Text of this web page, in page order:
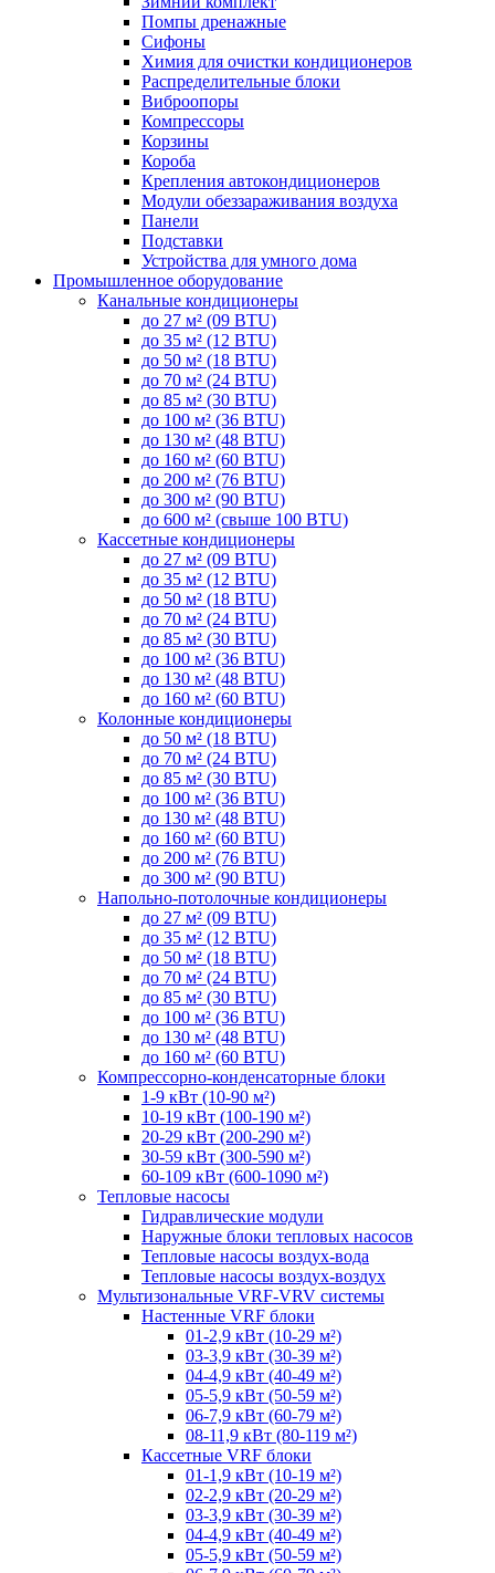
Помпы дренажные
Сифоны
Химия для очистки кондиционеров
Распределительные блоки
Виброопоры
Компрессоры
Корзины
Короба
Крепления автокондиционеров
Модули обеззараживания воздуха
Панели
Подставки
Устройства для умного дома
Промышленное оборудование
Канальные кондиционеры
до 27 м² (09 BTU)
до 35 м² (12 BTU)
до 50 м² (18 BTU)
до 70 м² (24 BTU)
до 85 м² (30 BTU)
до 100 м² (36 BTU)
до 130 м² (48 BTU)
до 160 м² (60 BTU)
до 200 м² (76 BTU)
до 300 м² (90 BTU)
до 600 м² (свыше 100 BTU)
Кассетные кондиционеры
до 27 м² (09 BTU)
до 35 м² (12 BTU)
до 50 м² (18 BTU)
до 70 м² (24 BTU)
до 85 м² (30 BTU)
до 100 м² (36 BTU)
до 130 м² (48 BTU)
до 160 м² (60 BTU)
Колонные кондиционеры
до 50 м² (18 BTU)
до 70 м² (24 BTU)
до 85 м² (30 BTU)
до 100 м² (36 BTU)
до 130 м² (48 BTU)
до 160 м² (60 BTU)
до 200 м² (76 BTU)
до 300 м² (90 BTU)
Напольно-потолочные кондиционеры
до 27 м² (09 BTU)
до 35 м² (12 BTU)
до 50 м² (18 BTU)
до 70 м² (24 BTU)
до 85 м² (30 BTU)
до 100 м² (36 BTU)
до 130 м² (48 BTU)
до 160 м² (60 BTU)
Компрессорно-конденсаторные блоки
1-9 кВт (10-90 м²)
10-19 кВт (100-190 м²)
20-29 кВт (200-290 м²)
30-59 кВт (300-590 м²)
60-109 кВт (600-1090 м²)
Тепловые насосы
Гидравлические модули
Наружные блоки тепловых насосов
Тепловые насосы воздух-вода
Тепловые насосы воздух-воздух
Мультизональные VRF-VRV системы
Настенные VRF блоки
01-2,9 кВт (10-29 м²)
03-3,9 кВт (30-39 м²)
04-4,9 кВт (40-49 м²)
05-5,9 кВт (50-59 м²)
06-7,9 кВт (60-79 м²)
08-11,9 кВт (80-119 м²)
Кассетные VRF блоки
01-1,9 кВт (10-19 м²)
02-2,9 кВт (20-29 м²)
03-3,9 кВт (30-39 м²)
04-4,9 кВт (40-49 м²)
05-5,9 кВт (50-59 м²)